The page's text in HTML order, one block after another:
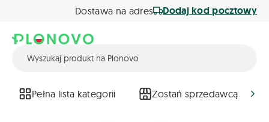
Dostawa na adres Dodaj kod pocztowy
Pełna lista kategorii Zostań sprzedawcą